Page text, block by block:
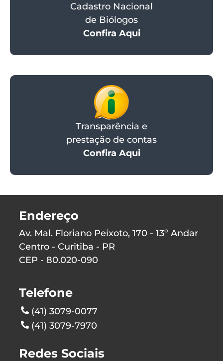
Cadastro Nacional
de Biólogos
Confira Aqui
Transparência e
prestação de contas
Confira Aqui
Endereço
Av. Mal. Floriano Peixoto, 170 - 13º Andar
Centro - Curitiba - PR
CEP - 80.020-090
Telefone
(41) 3079-0077
(41) 3079-7970
Redes Sociais